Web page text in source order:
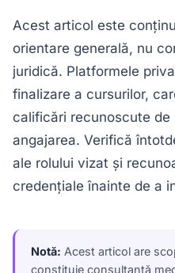
Acest articol este
orientare generală, nu
juridică. Platformele
finalizare a cursurilor,
calificări recunoscute de
angajarea. Verifică
ale rolului vizat și
credențiale înainte de a
Notă: Acest articol are
constituie consultanță